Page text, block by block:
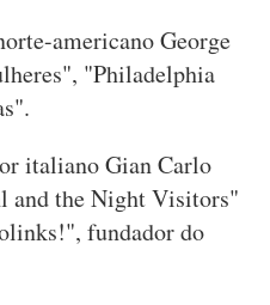
americano George
"Philadelphia
italiano Gian Carlo
and the Night Visitors"
fundador do